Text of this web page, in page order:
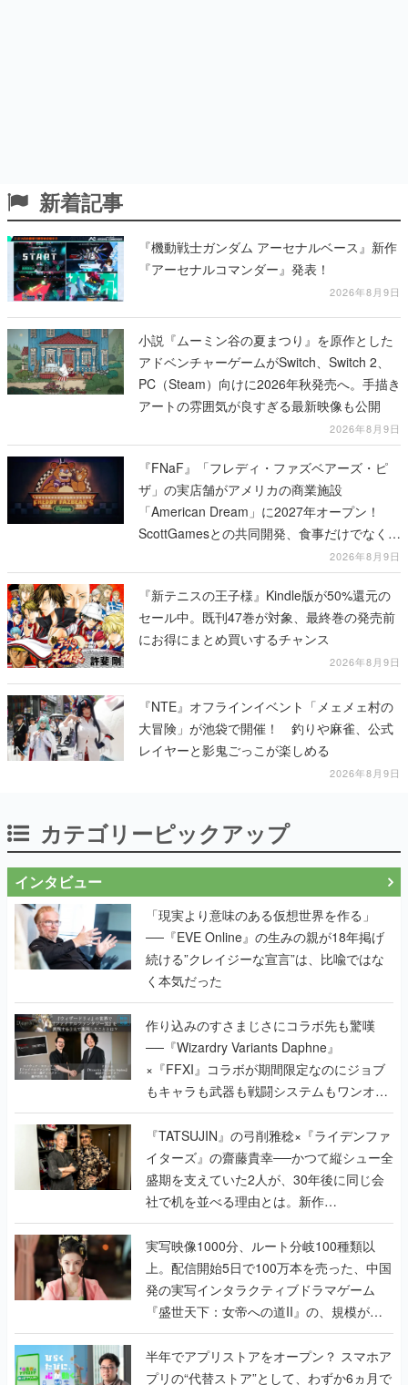
新着記事
『機動戦士ガンダム アーセナルベース』新作
『アーセナルコマンダー』発表！
2026年8月9日
小説『ムーミン谷の夏まつり』を原作とした
アドベンチャーゲームがSwitch、Switch 2、
PC（Steam）向けに2026年秋発売へ。手描き
アートの雰囲気が良すぎる最新映像も公開
2026年8月9日
『FNaF』「フレディ・ファズベアーズ・ピ
ザ」の実店舗がアメリカの商業施設
「American Dream」に2027年オープン！
ScottGamesとの共同開発、食事だけでなくス
テージショーや没入型のホラー体験も楽しめ
る
2026年8月9日
『新テニスの王子様』Kindle版が50%還元の
セール中。既刊47巻が対象、最終巻の発売前
にお得にまとめ買いするチャンス
2026年8月9日
『NTE』オフラインイベント「メェメェ村の
大冒険」が池袋で開催！ 釣りや麻雀、公式
レイヤーと影鬼ごっこが楽しめる
2026年8月9日
カテゴリーピックアップ
インタビュー
「現実より意味のある仮想世界を作る」
──『EVE Online』の生みの親が18年掲げ
続ける”クレイジーな宣言”は、比喩ではな
く本気だった
作り込みのすさまじさにコラボ先も驚嘆
──『Wizardry Variants Daphne』
×『FFXI』コラボが期間限定なのにジョブ
もキャラも武器も戦闘システムもワンオフ
で作り込まれた理由を両ディレクターに聞
く
『TATSUJIN』の弓削雅稔×『ライデンファ
イターズ』の齋藤貴幸──かつて縦シュー全
盛期を支えていた2人が、30年後に同じ会
社で机を並べる理由とは。新作
『TATSUJIN EXTREME』で初タッグを組
んだレジェンド2人に訊く開発秘話
実写映像1000分、ルート分岐100種類以
上。配信開始5日で100万本を売った、中国
発の実写インタラクティブドラマゲーム
『盛世天下：女帝への道II』の、規模が違
うこだわりをプロデューサーに聞いた
半年でアプリストアをオープン？ スマホア
プリの“代替ストア”として、わずか6ヵ月で